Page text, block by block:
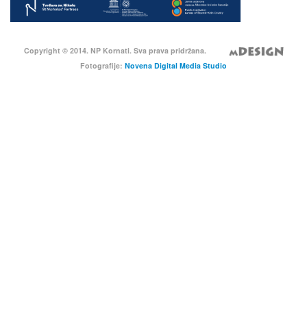
Copyright © 2014. NP Kornati. Sva prava pridržana.
Fotografije: Novena Digital Media Studio